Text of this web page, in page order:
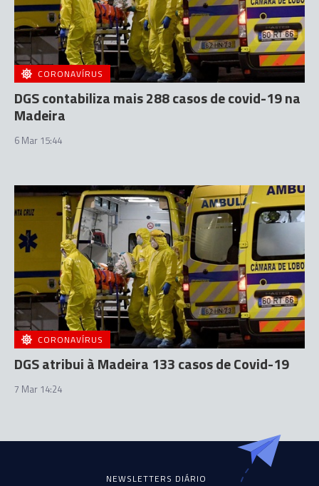
CORONAVÍRUS
DGS contabiliza mais 288 casos de covid-19 na
Madeira
6 Mar 15:44
CORONAVÍRUS
DGS atribui à Madeira 133 casos de Covid-19
7 Mar 14:24
NEWSLETTERS DIÁRIO